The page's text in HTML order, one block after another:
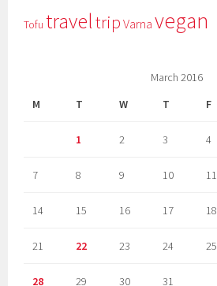
Tofu traveltrip Varna vegan
March 2016
M
T W T F
1 2 3 4
7 8 9 10 11
14 15 16 17 18
21 22 23 24 25
28 29 30 31